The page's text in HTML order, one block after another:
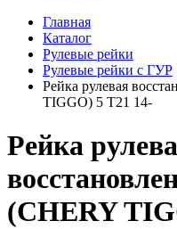
Главная
Каталог
Рулевые рейки
Рулевые рейки с ГУР
Рейка рулевая
TIGGO) 5 T21 14-
Рейка
(CHERY